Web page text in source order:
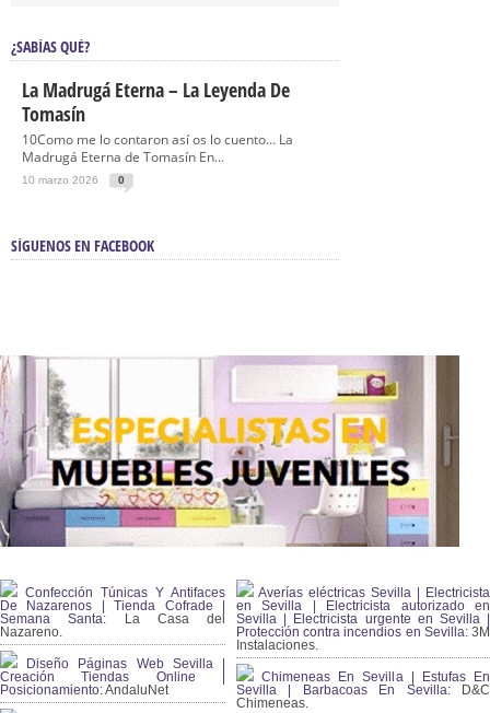
¿SABÍAS QUÉ?
La Madrugá Eterna – La Leyenda De
Tomasín
10Como me lo contaron así os lo cuento… La
Madrugá Eterna de Tomasín En...
10 marzo 2026 0
SÍGUENOS EN FACEBOOK
Confección Túnicas Y Antifaces
De Nazarenos | Tienda Cofrade |
Semana Santa: La Casa del
Nazareno.
Diseño Páginas Web Sevilla |
Creación Tiendas Online |
Posicionamiento:AndaluNet
Averías eléctricas Sevilla | Electricista
en Sevilla | Electricista autorizado en
Sevilla | Electricista urgente en Sevilla |
Protección contra incendios en Sevilla:3M
Instalaciones.
Chimeneas En Sevilla | Estufas En
Sevilla | Barbacoas En Sevilla:D&C
Chimeneas.